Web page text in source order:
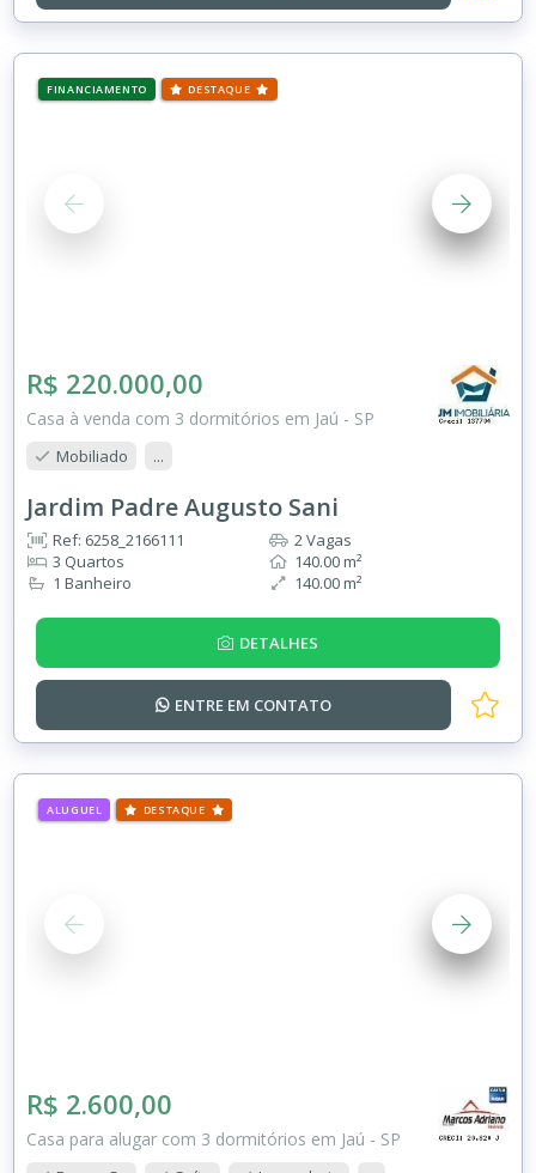
FINANCIAMENTO DESTAQUE
R$ 220.000,00
Casa à venda com 3 dormitórios em Jaú - SP
Mobiliado ...
Jardim Padre Augusto Sani
Ref: 6258_2166111
3 Quartos
1 Banheiro
2 Vagas
140.00 m²
140.00 m²
DETALHES
ENTRE EM CONTATO
ALUGUEL DESTAQUE
R$ 2.600,00
Casa para alugar com 3 dormitórios em Jaú - SP